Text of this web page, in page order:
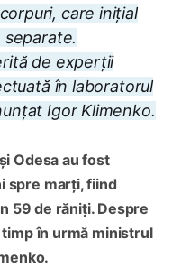
care inițial
de experții
în laboratorul
Igor Klimenko.
Odesa au fost
spre marți, fiind
59 de răniți. Despre
în urmă ministrul